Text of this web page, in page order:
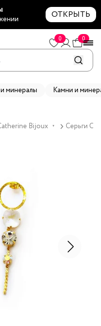
ОТКРЫТЬ
0 0
минералы Камни и
Bijoux ▼ Серьги